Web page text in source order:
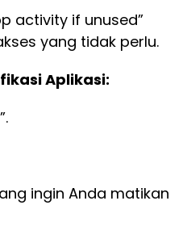
activity if unused”
yang tidak perlu.
Aplikasi:
ingin Anda matikan